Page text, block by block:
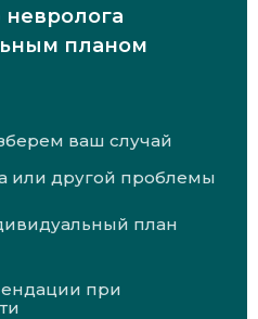
невролога
планом
ваш случай
или другой проблемы
план
при